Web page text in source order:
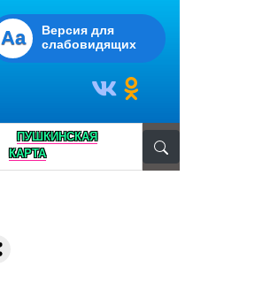
Aa
Версия для
слабовидящих
DПУШКИНСКАЯ
КАРТА